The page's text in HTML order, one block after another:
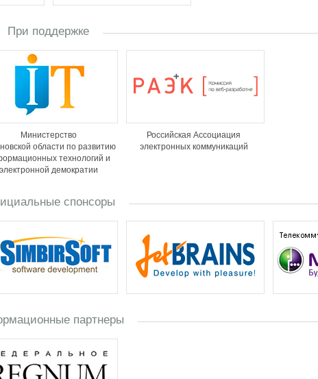
При поддержке
Министерство
области по развитию
технологий и
электронной демократии
Российская Ассоциация
электронных коммуникаций
спонсоры
партнеры